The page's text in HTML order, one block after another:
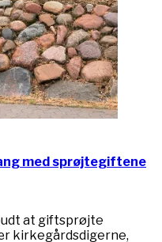
med sprøjtegiftene
at giftsprøjte
kirkegårdsdigerne,